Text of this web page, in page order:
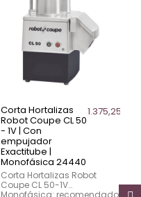
Corta Hortalizas
Robot Coupe CL 50
- 1V | Con
empujador
Exactitube |
Monofásica 24440
1.375,25 €
Corta Hortalizas Robot
Coupe CL 50-1V
Monofásica: recomendado